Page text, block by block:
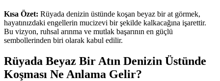
Kısa Özet: Rüyada denizin üstünde koşan beyaz bir at görmek,
hayatınızdaki engellerin mucizevi bir şekilde kalkacağına işarettir.
Bu vizyon, ruhsal arınma ve mutlak başarının en güçlü
sembollerinden biri olarak kabul edilir.
Rüyada Beyaz Bir Atın Denizin Üstünde
Koşması Ne Anlama Gelir?